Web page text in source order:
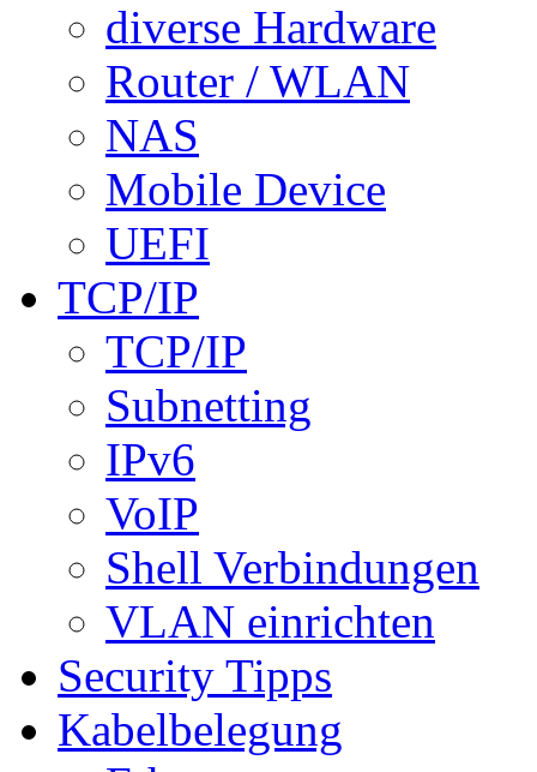
diverse Hardware
Router / WLAN
NAS
Mobile Device
UEFI
TCP/IP
TCP/IP
Subnetting
IPv6
VoIP
Shell Verbindungen
VLAN einrichten
Security Tipps
Kabelbelegung